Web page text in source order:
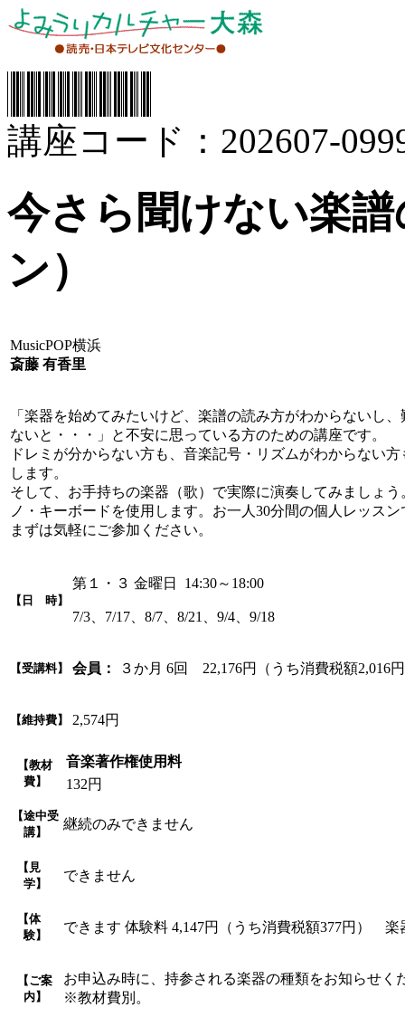
講座コード：202607-
今さら聞けない楽
ン）
MusicPOP横浜
斎藤 有香里
「楽器を始めてみたいけど、楽譜の読み方がわからないし
ないと・・・」と不安に思っている方のための講座です。
ドレミが分からない方も、音楽記号・リズムがわからない
します。
そして、お手持ちの楽器（歌）で実際に演奏してみましょ
ノ・キーボードを使用します。お一人30分間の個人レッスン
まずは気軽にご参加ください。
【日 時】
第１・３ 金曜日 14:30～18:00
7/3、7/17、8/7、8/21、9/4、9/18
【受講料】 会員： ３か月 6回 22,176円（うち消費税額2,016
【維持費】 2,574円
【教材
費】
音楽著作権使用料
132円
【途中受
講】
継続のみできません
【見
学】
できません
【体
験】
できます 体験料 4,147円（うち消費税額377円）
【ご案
内】
お申込み時に、持参される楽器の種類をお知らせく
※教材費別。